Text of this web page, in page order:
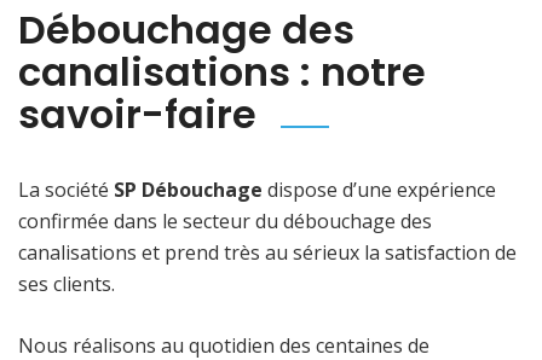
Débouchage des
canalisations : notre
savoir-faire
La société SP Débouchage dispose d’une expérience
confirmée dans le secteur du débouchage des
canalisations et prend très au sérieux la satisfaction de
ses clients.
Nous réalisons au quotidien des centaines de